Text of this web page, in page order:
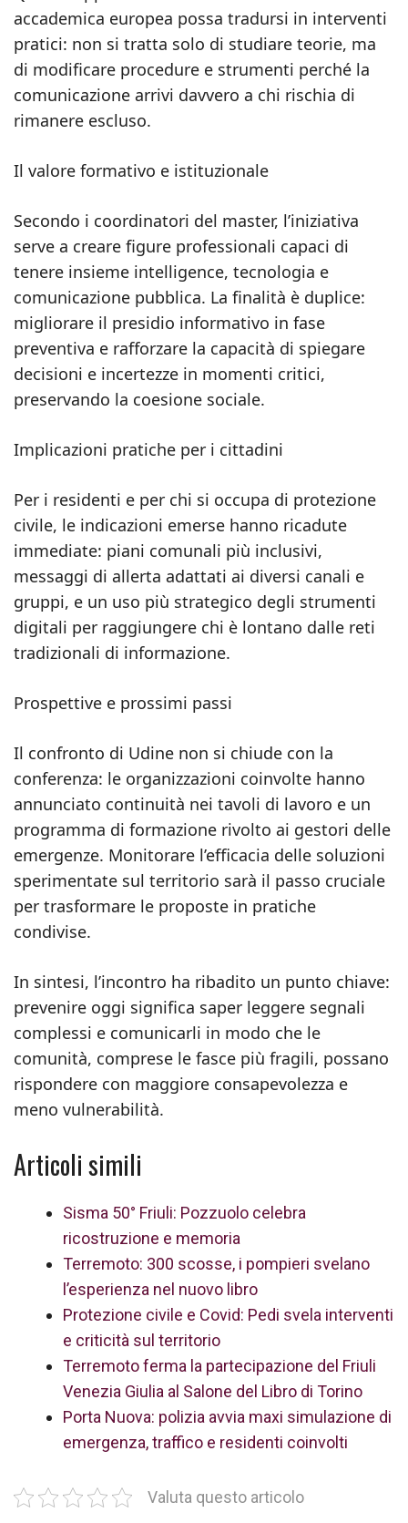
accademica europea possa tradursi in interventi
pratici: non si tratta solo di studiare teorie, ma
di modificare procedure e strumenti perché la
comunicazione arrivi davvero a chi rischia di
rimanere escluso.
Il valore formativo e istituzionale
Secondo i coordinatori del master, l’iniziativa
serve a creare figure professionali capaci di
tenere insieme intelligence, tecnologia e
comunicazione pubblica. La finalità è duplice:
migliorare il presidio informativo in fase
preventiva e rafforzare la capacità di spiegare
decisioni e incertezze in momenti critici,
preservando la coesione sociale.
Implicazioni pratiche per i cittadini
Per i residenti e per chi si occupa di protezione
civile, le indicazioni emerse hanno ricadute
immediate: piani comunali più inclusivi,
messaggi di allerta adattati ai diversi canali e
gruppi, e un uso più strategico degli strumenti
digitali per raggiungere chi è lontano dalle reti
tradizionali di informazione.
Prospettive e prossimi passi
Il confronto di Udine non si chiude con la
conferenza: le organizzazioni coinvolte hanno
annunciato continuità nei tavoli di lavoro e un
programma di formazione rivolto ai gestori delle
emergenze. Monitorare l’efficacia delle soluzioni
sperimentate sul territorio sarà il passo cruciale
per trasformare le proposte in pratiche
condivise.
In sintesi, l’incontro ha ribadito un punto chiave:
prevenire oggi significa saper leggere segnali
complessi e comunicarli in modo che le
comunità, comprese le fasce più fragili, possano
rispondere con maggiore consapevolezza e
meno vulnerabilità.
Articoli simili
Sisma 50° Friuli: Pozzuolo celebra
ricostruzione e memoria
Terremoto: 300 scosse, i pompieri svelano
l’esperienza nel nuovo libro
Protezione civile e Covid: Pedi svela interventi
e criticità sul territorio
Terremoto ferma la partecipazione del Friuli
Venezia Giulia al Salone del Libro di Torino
Porta Nuova: polizia avvia maxi simulazione di
emergenza, traffico e residenti coinvolti
Valuta questo articolo